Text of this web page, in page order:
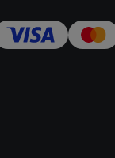
Insbesondere können
werden, damit wir
Nutzung der Utiq-
widerrufen - jederzeit
Telekommunikations-
die Lidl-Dienste)